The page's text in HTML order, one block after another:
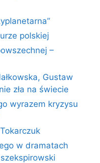
polskiej
–
Gustaw
zła na świecie
wyrazem kryzysu
w dramatach